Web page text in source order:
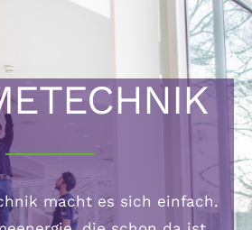
macht es sich einfach.